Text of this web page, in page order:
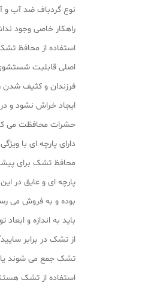
نوع گردباف ضد آب و
راهکار خاصی وجود
استفاده از محافظ
اصلی قابلیت
فرزندان و کثیف شدن
ایجاد خراش نشود و
دارای پارچه ای با
محافظ تشک برای
پارچه‌ ای و عایق در
بوده و به فروش می‌
باید به اندازه و
از تشک در برابر
تشک جمع می‌ شوند یا
استفاده از تشک